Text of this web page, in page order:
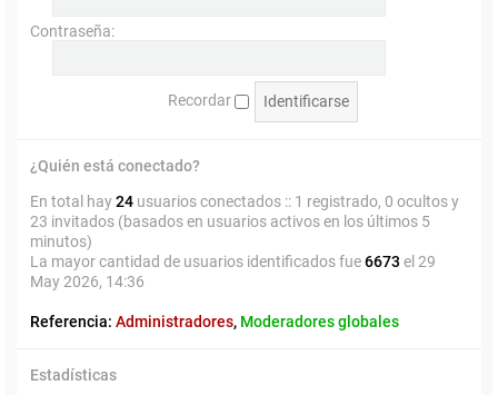
Contraseña:
Recordar
¿Quién está conectado?
En total hay24 usuarios conectados :: 1 registrado, 0 ocultos y
23 invitados (basados en usuarios activos en los últimos 5
minutos)
La mayor cantidad de usuarios identificados fue6673 el 29
May 2026, 14:36
Referencia: Administradores, Moderadores globales
Estadísticas